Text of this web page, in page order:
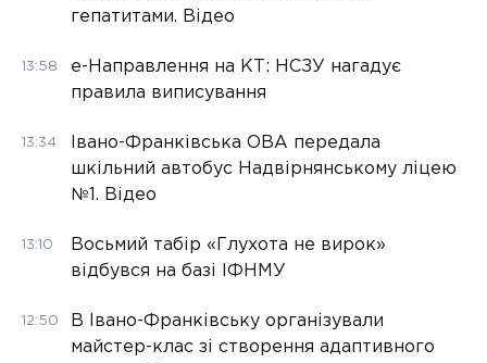
гепатитами. Відео
13:58
е-Направлення на КТ: НСЗУ нагадує
правила виписування
13:34
Івано-Франківська ОВА передала
шкільний автобус Надвірнянському ліцею
№1. Відео
13:10
Восьмий табір «Глухота не вирок»
відбувся на базі ІФНМУ
12:50
В Івано-Франківську організували
майстер-клас зі створення адаптивного